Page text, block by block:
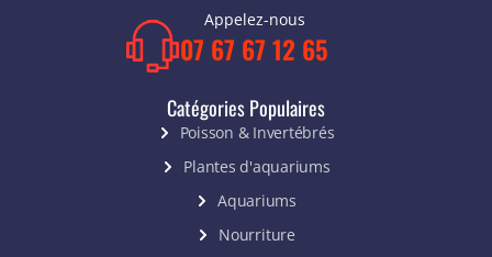
Appelez-nous
07 67 67 12 65
Catégories Populaires
Poisson & Invertébrés
Plantes d'aquariums
Aquariums
Nourriture